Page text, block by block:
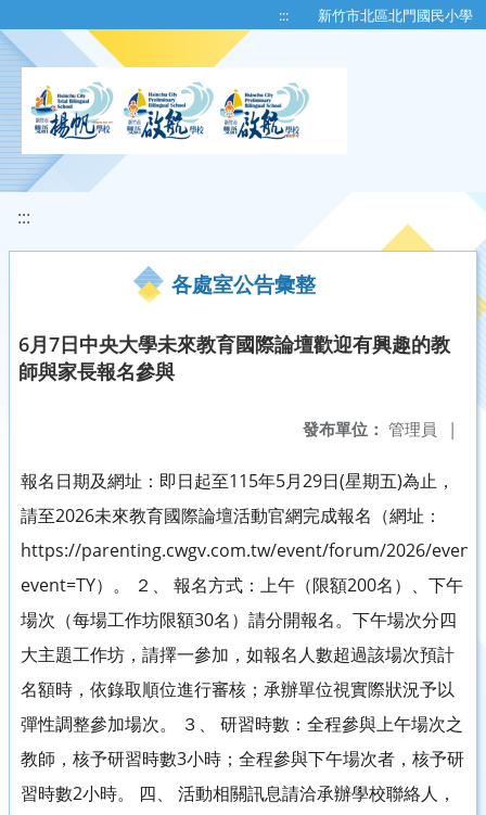
::: 新竹市北區北門國民小學
:::
各處室公告彙整
6月7日中央大學未來教育國際論壇歡迎有興趣的教
師與家長報名參與
發布單位： 管理員 |
報名日期及網址：即日起至115年5月29日(星期五)為止，
請至2026未來教育國際論壇活動官網完成報名（網址：
https://parenting.cwgv.com.tw/event/forum/2026/
event=TY）。 ２、 報名方式：上午（限額200名）、下午
場次（每場工作坊限額30名）請分開報名。下午場次分四
大主題工作坊，請擇一參加，如報名人數超過該場次預計
名額時，依錄取順位進行審核；承辦單位視實際狀況予以
彈性調整參加場次。 ３、 研習時數：全程參與上午場次之
教師，核予研習時數3小時；全程參與下午場次者，核予研
習時數2小時。 四、 活動相關訊息請洽承辦學校聯絡人，